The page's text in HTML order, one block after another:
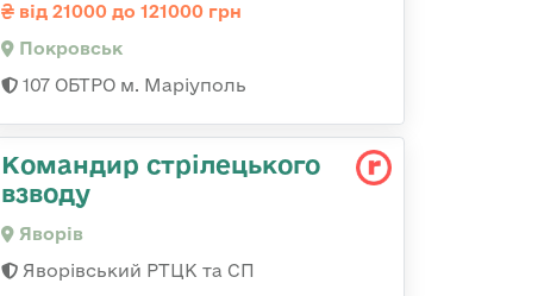
від 21000 до 121000 грн
Покровськ
107 ОБТРО м. Маріуполь
Командир стрілецького
взводу
Яворів
Яворівський РТЦК та СП